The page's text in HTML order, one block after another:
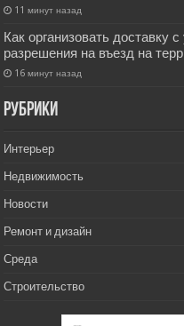
11 минут назад
Как организовать доставку
разрешения на въезд на
16 минут назад
РУбрики
Интерьер
Недвижимость
Новости
Ремонт и дизайн
Среда
Строительство